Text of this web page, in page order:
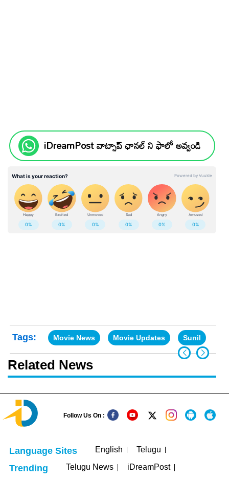
iDreamPost వాట్సాప్ ఛానల్ ని ఫాలో అవ్వండి
Tags: Movie News Movie Updates Sunil
Related News
Follow Us On :
Language Sites English Telugu
Trending Telugu News
iDreamPost